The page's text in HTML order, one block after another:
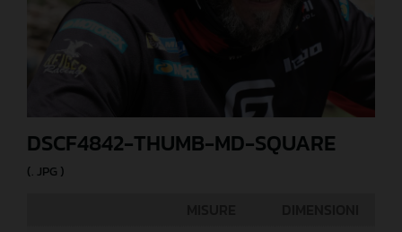
DSCF4842-THUMB-MD-SQUARE
(. JPG )